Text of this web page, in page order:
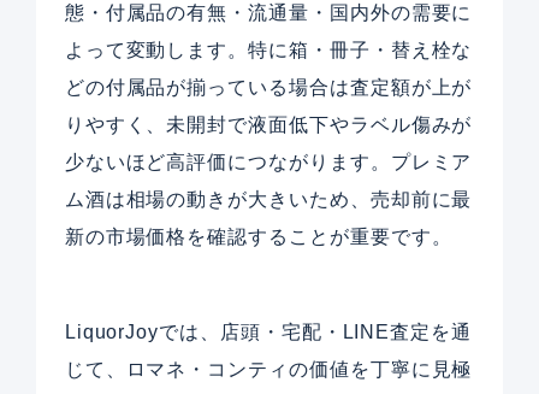
態・付属品の有無・流通量・国内外の需要に
よって変動します。特に箱・冊子・替え栓な
どの付属品が揃っている場合は査定額が上が
りやすく、未開封で液面低下やラベル傷みが
少ないほど高評価につながります。プレミア
ム酒は相場の動きが大きいため、売却前に最
新の市場価格を確認することが重要です。
LiquorJoyでは、店頭・宅配・LINE査定を通
じて、ロマネ・コンティの価値を丁寧に見極